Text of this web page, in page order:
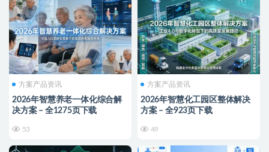
方案产品资讯
2026年智慧养老一体化综合解
决方案 – 全1275页下载
53
方案产品资讯
2026年智慧化工园区整体解决
方案 – 全923页下载
49